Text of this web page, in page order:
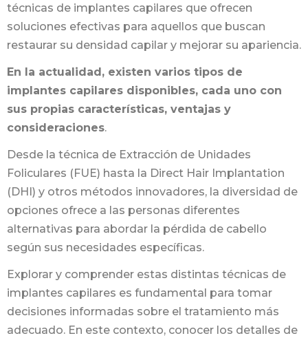
técnicas de implantes capilares que ofrecen
soluciones efectivas para aquellos que buscan
restaurar su densidad capilar y mejorar su apariencia.
En la actualidad, existen varios tipos de
implantes capilares disponibles, cada uno con
sus propias características, ventajas y
consideraciones.
Desde la técnica de Extracción de Unidades
Foliculares (FUE) hasta la Direct Hair Implantation
(DHI) y otros métodos innovadores, la diversidad de
opciones ofrece a las personas diferentes
alternativas para abordar la pérdida de cabello
según sus necesidades específicas.
Explorar y comprender estas distintas técnicas de
implantes capilares es fundamental para tomar
decisiones informadas sobre el tratamiento más
adecuado. En este contexto, conocer los detalles de